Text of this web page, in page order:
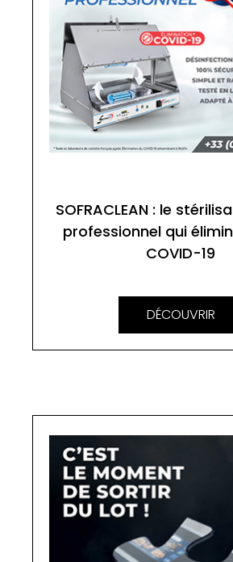
SOFRACLEAN : le
professionnel qui
COVID-19
DÉCOUVRIR